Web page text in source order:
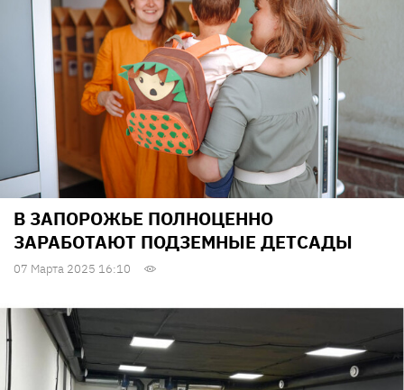
В ЗАПОРОЖЬЕ ПОЛНОЦЕННО
ЗАРАБОТАЮТ ПОДЗЕМНЫЕ ДЕТСАДЫ
07 Марта 2025 16:10